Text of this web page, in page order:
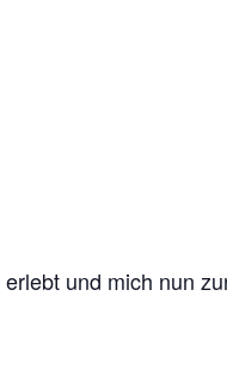
und mich nun